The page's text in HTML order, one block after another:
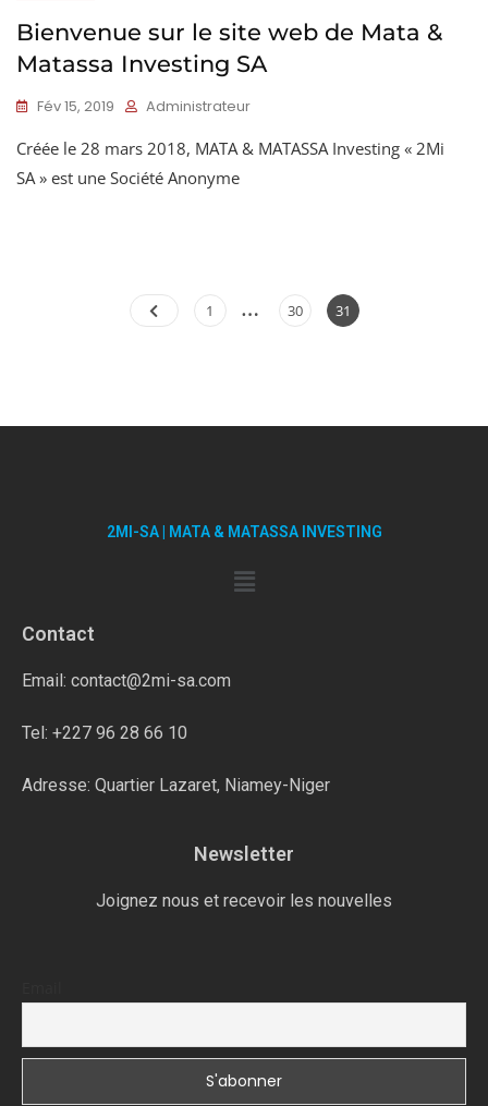
Bienvenue sur le site web de Mata &
Matassa Investing SA
Fév 15, 2019 Administrateur
Créée le 28 mars 2018, MATA & MATASSA Investing « 2Mi
SA » est une Société Anonyme
1 … 30 31
2MI-SA | MATA & MATASSA INVESTING
Contact
Email: contact@2mi-sa.com
Tel: +227 96 28 66 10
Adresse: Quartier Lazaret, Niamey-Niger
Newsletter
Joignez nous et recevoir les nouvelles